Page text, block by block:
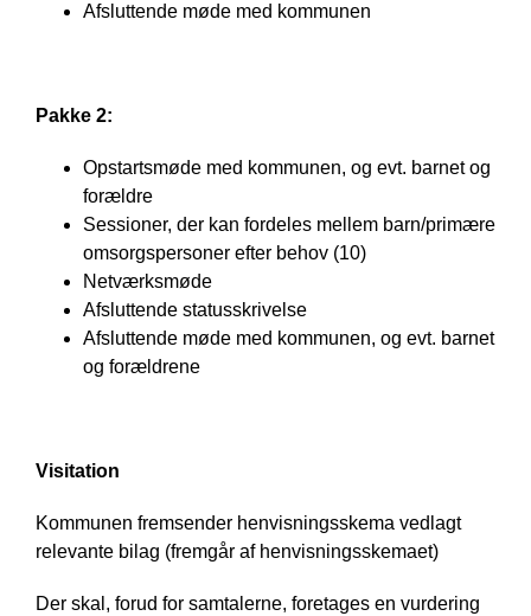
Afsluttende møde med kommunen
Pakke 2:
Opstartsmøde med kommunen, og evt. barnet og
forældre
Sessioner, der kan fordeles mellem barn/primære
omsorgspersoner efter behov (10)
Netværksmøde
Afsluttende statusskrivelse
Afsluttende møde med kommunen, og evt. barnet
og forældrene
Visitation
Kommunen fremsender henvisningsskema vedlagt
relevante bilag (fremgår af henvisningsskemaet)
Der skal, forud for samtalerne, foretages en vurdering